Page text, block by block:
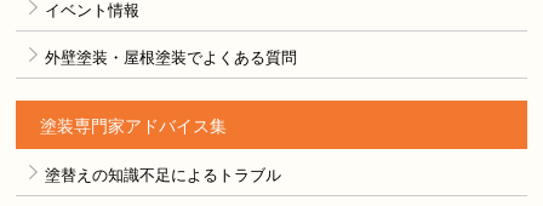
イベント情報
外壁塗装・屋根塗装でよくある質問
塗装専門家アドバイス集
塗替えの知識不足によるトラブル